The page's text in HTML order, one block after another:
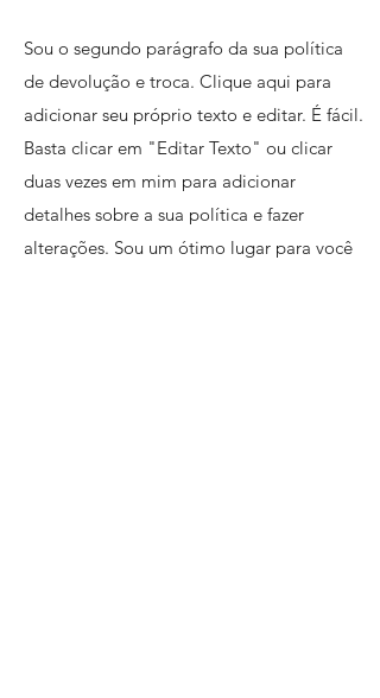
Sou o segundo parágrafo da sua política
de devolução e troca. Clique aqui para
adicionar seu próprio texto e editar. É fácil.
Basta clicar em "Editar Texto" ou clicar
duas vezes em mim para adicionar
detalhes sobre a sua política e fazer
alterações. Sou um ótimo lugar para você